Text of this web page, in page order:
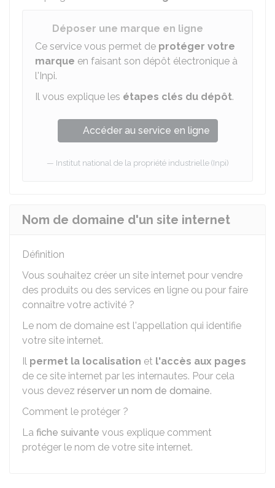
Déposer une marque en ligne
Ce service vous permet de protéger votre
marque en faisant son dépôt électronique à
l'Inpi.
Il vous explique les étapes clés du dépôt.
Accéder au service en ligne
Institut national de la propriété industrielle (Inpi)
Nom de domaine d'un site internet
Définition
Vous souhaitez créer un site internet pour vendre
des produits ou des services en ligne ou pour faire
connaître votre activité ?
Le nom de domaine est l'appellation qui identifie
votre site internet.
Il permet la localisation et l'accès aux pages
de ce site internet par les internautes. Pour cela
vous devez réserver un nom de domaine.
Comment le protéger ?
La fiche suivante vous explique comment
protéger le nom de votre site internet.